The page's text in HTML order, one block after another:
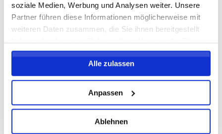
soziale Medien, Werbung und Analysen weiter. Unsere
Partner führen diese Informationen möglicherweise mit
weiteren Daten zusammen, die Sie ihnen bereitgestellt
haben oder die sie im Rahmen Ihrer Nutzung der Dienste
gesammelt haben.
Alle zulassen
Anpassen
Ablehnen
204,25 EUR